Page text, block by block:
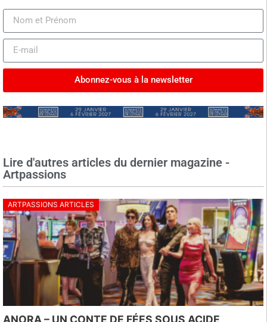
Abonnez-vous à la newsletter
Lire d'autres articles du dernier magazine -
Artpassions
ARTPASSIONS ARTICLES
ANORA – UN CONTE DE FÉES SOUS ACIDE